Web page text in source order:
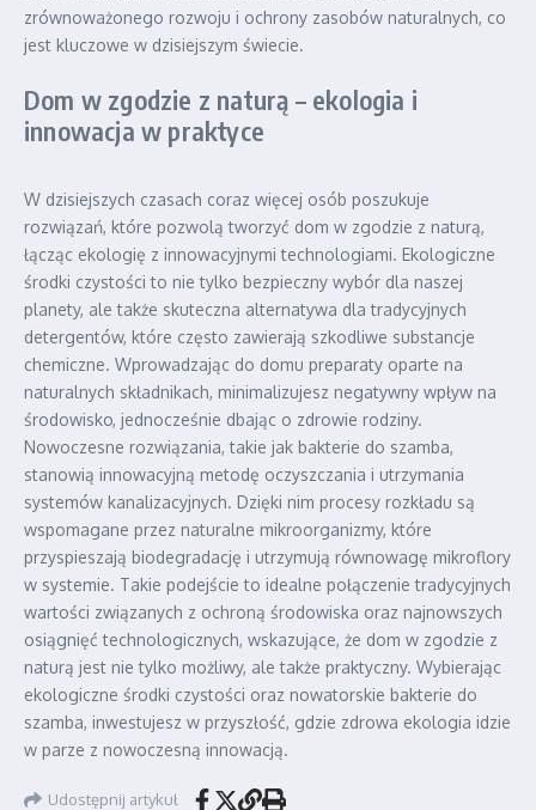
zrównoważonego rozwoju i ochrony zasobów naturalnych, co
jest kluczowe w dzisiejszym świecie.
Dom w zgodzie z naturą – ekologia i
innowacja w praktyce
W dzisiejszych czasach coraz więcej osób poszukuje
rozwiązań, które pozwolą tworzyć dom w zgodzie z naturą,
łącząc ekologię z innowacyjnymi technologiami. Ekologiczne
środki czystości to nie tylko bezpieczny wybór dla naszej
planety, ale także skuteczna alternatywa dla tradycyjnych
detergentów, które często zawierają szkodliwe substancje
chemiczne. Wprowadzając do domu preparaty oparte na
naturalnych składnikach, minimalizujesz negatywny wpływ na
środowisko, jednocześnie dbając o zdrowie rodziny.
Nowoczesne rozwiązania, takie jak bakterie do szamba,
stanowią innowacyjną metodę oczyszczania i utrzymania
systemów kanalizacyjnych. Dzięki nim procesy rozkładu są
wspomagane przez naturalne mikroorganizmy, które
przyspieszają biodegradację i utrzymują równowagę mikroflory
w systemie. Takie podejście to idealne połączenie tradycyjnych
wartości związanych z ochroną środowiska oraz najnowszych
osiągnięć technologicznych, wskazujące, że dom w zgodzie z
naturą jest nie tylko możliwy, ale także praktyczny. Wybierając
ekologiczne środki czystości oraz nowatorskie bakterie do
szamba, inwestujesz w przyszłość, gdzie zdrowa ekologia idzie
w parze z nowoczesną innowacją.
Udostępnij artykuł